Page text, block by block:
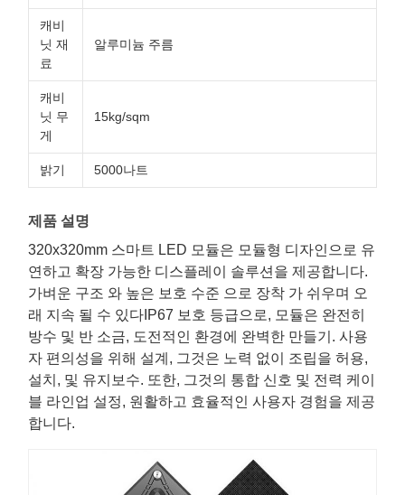
캐비
닛 재
료
알루미늄 주름
캐비
닛 무
게
15kg/sqm
밝기 5000나트
제품 설명
320x320mm 스마트 LED 모듈은 모듈형 디자인으로 유
연하고 확장 가능한 디스플레이 솔루션을 제공합니다.
가벼운 구조 와 높은 보호 수준 으로 장착 가 쉬우며 오
래 지속 될 수 있다IP67 보호 등급으로, 모듈은 완전히
방수 및 반 소금, 도전적인 환경에 완벽한 만들기. 사용
자 편의성을 위해 설계, 그것은 노력 없이 조립을 허용,
설치, 및 유지보수. 또한, 그것의 통합 신호 및 전력 케이
블 라인업 설정, 원활하고 효율적인 사용자 경험을 제공
합니다.